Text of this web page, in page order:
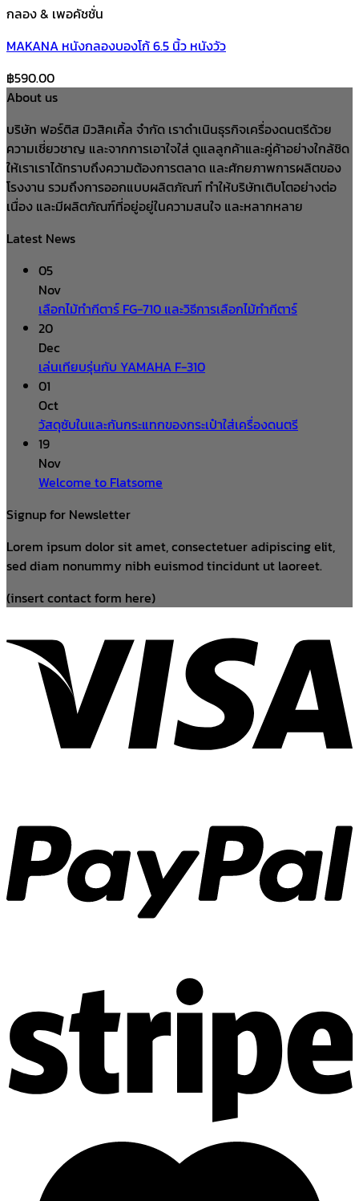
กลอง & เพอคัชชั่น
MAKANA หนังกลองบองโก้ 6.5 นิ้ว หนังวัว
฿590.00
About us
บริษัท ฟอร์ติส มิวสิคเคิ้ล จำกัด เราดำเนินธุรกิจเครื่องดนตรีด้วย
ความเชี่ยวชาญ และจากการเอาใจใส่ ดูแลลูกค้าและคู่ค้าอย่างใกล้ชิด
ให้เราเราได้ทราบถึงความต้องการตลาด และศักยภาพการผลิตของ
โรงงาน รวมถึงการออกแบบผลิตภัณฑ์ ทำให้บริษัทเติบโตอย่างต่อ
เนื่อง และมีผลิตภัณฑ์ที่อยู่อยู่ในความสนใจ และหลากหลาย
Latest News
05
Nov
เลือกไม้ทำกีตาร์ FG-710 และวิธีการเลือกไม้ทำกีตาร์
20
Dec
เล่นเทียบรุ่นกับ YAMAHA F-310
01
Oct
วัสดุซับในและกันกระแทกของกระเป๋าใส่เครื่องดนตรี
19
Nov
Welcome to Flatsome
Signup for Newsletter
Lorem ipsum dolor sit amet, consectetuer adipiscing elit,
sed diam nonummy nibh euismod tincidunt ut laoreet.
(insert contact form here)